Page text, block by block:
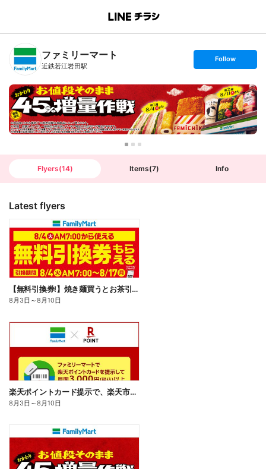
B
n
T
ファミリーマート
近鉄若江岩田駅
s
t
o
l
l
o
w
Follow
Flyers(14) Items(7) Info
Latest flyers
【無料引換券!】焼き麺買うとお茶引換券貰える!
8月3日 ～8月10日
楽天ポイントカード提示で、楽天市場でのお買い物がおトクに!
8月3日 ～8月10日